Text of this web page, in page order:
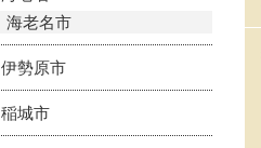
海老名市
伊勢原市
稲城市